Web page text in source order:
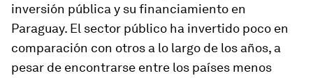
inversión pública y su financiamiento en
Paraguay. El sector público ha invertido poco en
comparación con otros a lo largo de los años, a
pesar de encontrarse entre los países menos